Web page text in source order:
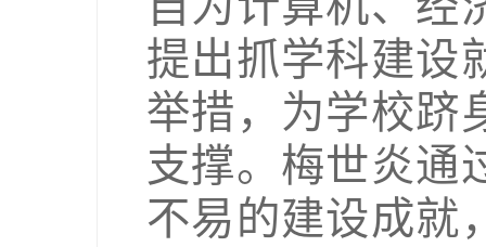
提出抓学科建设
举措，为学校跻
支撑。梅世炎通
不易的建设成就